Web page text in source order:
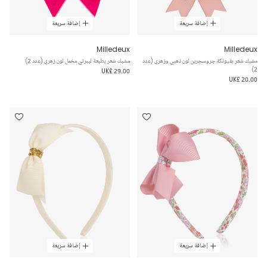
إضافة سريعة
Milledeux
مشبك شعر بفيونكة جروسجرين لون ذهبي وزهري (عدد
2)
UK£ 20.00
إضافة سريعة
Milledeux
مشبك شعر بطبعة ليبرتي مخمل لون زهري (عدد 2)
UK£ 29.00
إضافة سريعة إضافة سريعة